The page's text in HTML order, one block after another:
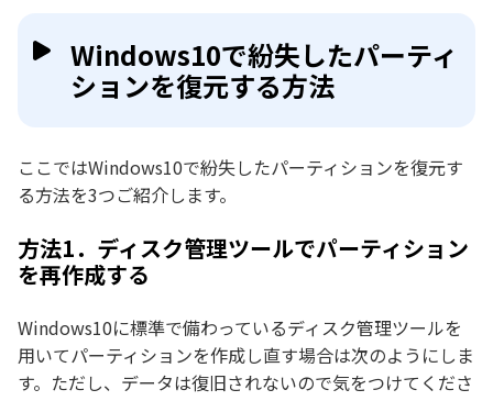
Windows10で紛失したパーティ
ションを復元する方法
ここではWindows10で紛失したパーティションを復元す
る方法を3つご紹介します。
方法1．ディスク管理ツールでパーティション
を再作成する
Windows10に標準で備わっているディスク管理ツールを
用いてパーティションを作成し直す場合は次のようにしま
す。ただし、データは復旧されないので気をつけてくださ